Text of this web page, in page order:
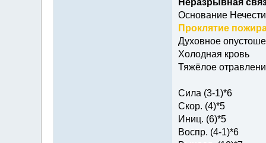
Неразрывная
Основание
Проклятие
Духовное
Холодная кровь
Тяжёлое
Сила (3-1)*6
Скор. (4)*5
Иниц. (6)*5
Воспр. (4-1)*6